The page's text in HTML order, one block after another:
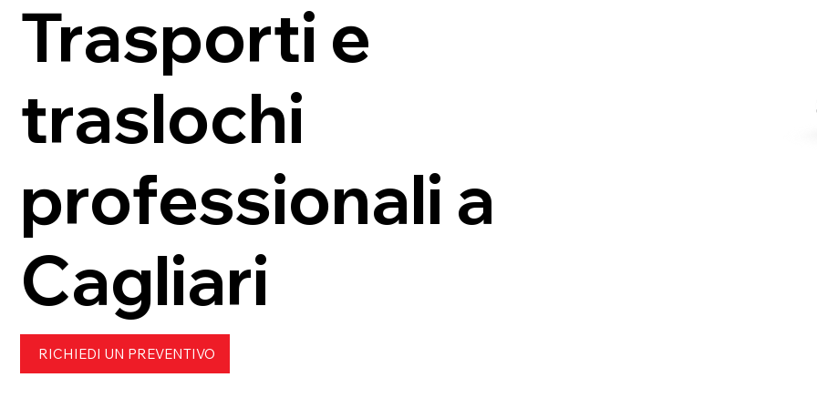
Trasporti e
traslochi
professionali a
Cagliari
RICHIEDI UN PREVENTIVO